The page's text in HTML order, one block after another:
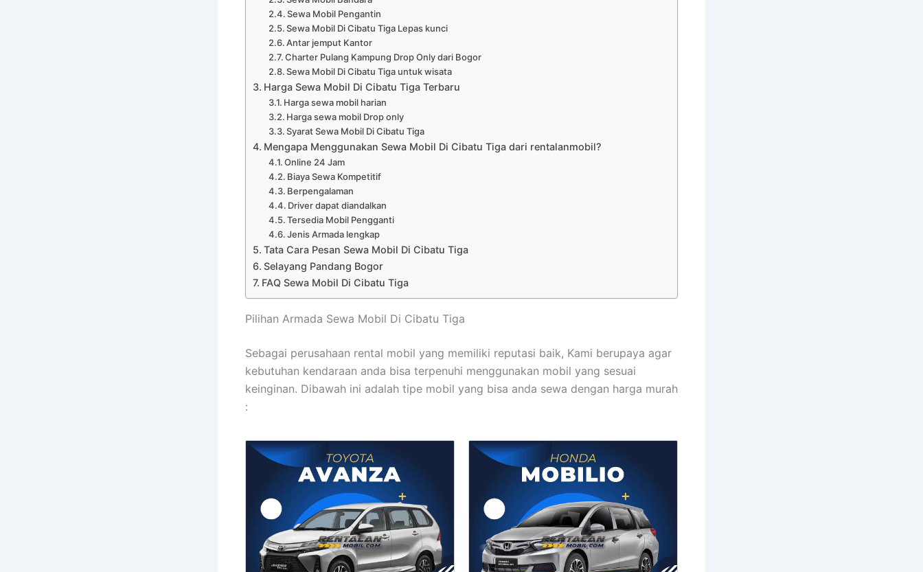
Sewa Mobil Pengantin
Sewa Mobil Di Cibatu Tiga Lepas kunci
Antar jemput Kantor
Charter Pulang Kampung Drop Only dari Bogor
Sewa Mobil Di Cibatu Tiga untuk wisata
Harga Sewa Mobil Di Cibatu Tiga Terbaru
Harga sewa mobil harian
Harga sewa mobil Drop only
Syarat Sewa Mobil Di Cibatu Tiga
Mengapa Menggunakan Sewa Mobil Di Cibatu Tiga dari rentalanmobil?
Online 24 Jam
Biaya Sewa Kompetitif
Berpengalaman
Driver dapat diandalkan
Tersedia Mobil Pengganti
Jenis Armada lengkap
Tata Cara Pesan Sewa Mobil Di Cibatu Tiga
Selayang Pandang Bogor
FAQ Sewa Mobil Di Cibatu Tiga
Pilihan Armada Sewa Mobil Di Cibatu Tiga
Sebagai perusahaan rental mobil yang memiliki reputasi baik, Kami berupaya agar
kebutuhan kendaraan anda bisa terpenuhi menggunakan mobil yang sesuai
keinginan. Dibawah ini adalah tipe mobil yang bisa anda sewa dengan harga murah
: